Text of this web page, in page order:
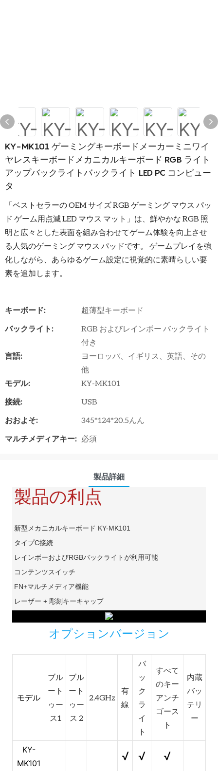
KY-MK101 ゲーミングキーボードメーカーミニワイ
ヤレスキーボードメカニカルキーボード RGB ライト
アップバックライトバックライト LED PC コンピュー
タ
「ベストセラーの OEM サイズ RGB ゲーミング マウス パッ
ド ゲーム用点滅 LED マウス マット」は、鮮やかな RGB 照
明と広々とした表面を組み合わせてゲーム体験を向上させ
る人気のゲーミング マウス パッドです。 ゲームプレイを強
化しながら、あらゆるゲーム設定に視覚的に素晴らしい要
素を追加します。
キーボード:
超薄型キーボード
バックライト:
RGB およびレインボー バックライト
付き
言語:
ヨーロッパ、イギリス、英語、その
他
モデル:
KY-MK101
接続:
USB
おおよそ:
345*124*20.5んん
マルチメディアキー: 必須
製品詳細
製品の利点
新型メカニカルキーボード KY-MK101
タイプC接続
レインボーおよびRGBバックライトが利用可能
コンテンツスイッチ
FN+マルチメディア機能
レーザー + 彫刻キーキャップ
オプションバージョン
モデル
ブル
ート
ゥー
ス1
ブル
ート
ゥー
ス 2
2.4GHz
有
線
バ
ッ
ク
ラ
イ
ト
すべて
のキー
アンチ
ゴース
ト
内蔵
バッ
テリ
ー
KY-
MK101
√ √ √